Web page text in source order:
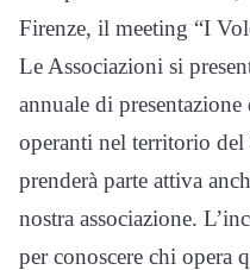
Firenze, il meeting “I
Le Associazioni si
annuale di
operanti nel territorio
prenderà parte attiva
nostra associazione.
per conoscere chi opera